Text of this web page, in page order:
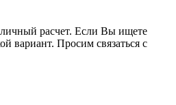
расчет. Если Вы ищете
вариант. Просим связаться с